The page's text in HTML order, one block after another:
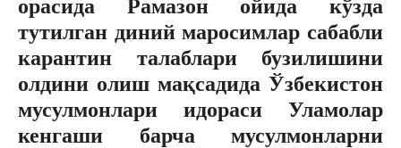
орасида Рамазон ойида кўзда
тутилган диний маросимлар сабабли
карантин талаблари бузилишини
олдини олиш мақсадида Ўзбекистон
мусулмонлари идораси Уламолар
кенгаши барча мусулмонларни